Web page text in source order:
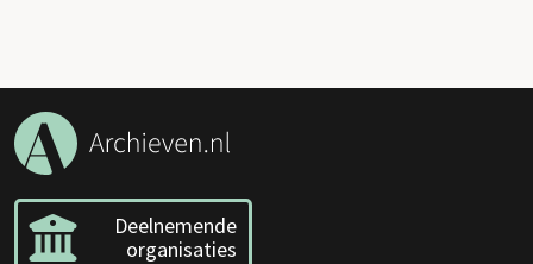
Deelnemende
organisaties